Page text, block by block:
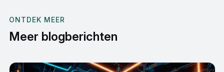
ONTDEK MEER
Meer blogberichten